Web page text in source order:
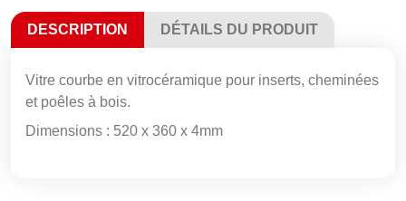
DESCRIPTION DÉTAILS DU PRODUIT
Vitre courbe en vitrocéramique pour inserts, cheminées
et poêles à bois.
Dimensions : 520 x 360 x 4mm